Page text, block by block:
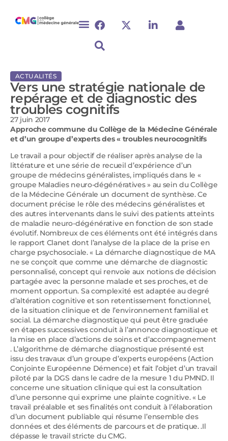
ACTUALITÉS
Vers une stratégie nationale de
repérage et de diagnostic des
troubles cognitifs
27 juin 2017
Approche commune du Collège de la Médecine Générale
et d’un groupe d’experts des « troubles neurocognitifs
Le travail a pour objectif de réaliser après analyse de la
littérature et une série de recueil d’expérience d’un
groupe de médecins généralistes, impliqués dans le «
groupe Maladies neuro-dégénératives » au sein du Collège
de la Médecine Générale un document de synthèse. Ce
document précise le rôle des médecins généralistes et
des autres intervenants dans le suivi des patients atteints
de maladie neuro-dégénérative en fonction de son stade
évolutif. Nombreux de ces éléments ont été intégrés dans
le rapport Clanet dont l’analyse de la place de la prise en
charge psychosociale. « La démarche diagnostique de MA
ne se conçoit que comme une démarche de diagnostic
personnalisé, concept qui renvoie aux notions de décision
partagée avec la personne malade et ses proches, et de
moment opportun. Sa complexité est adaptée au degré
d’altération cognitive et son retentissement fonctionnel,
de la situation clinique et de l’environnement familial et
social. La démarche diagnostique qui peut être graduée
en étapes successives conduit à l’annonce diagnostique et
la mise en place d’actions de soins et d’accompagnement
. L’algorithme de démarche diagnostique présenté est
issu des travaux d’un groupe d’experts européens (Action
Conjointe Européenne Démence) et fait l’objet d’un travail
piloté par la DGS dans le cadre de la mesure 1 du PMND. Il
concerne une situation clinique qui est la consultation
d’une personne qui exprime une plainte cognitive. « Le
travail préalable et ses finalités ont conduit à l’élaboration
d’un document publiable qui résume l’ensemble des
données et des éléments de parcours et de pratique. .Il
dépasse le travail stricte du CMG.